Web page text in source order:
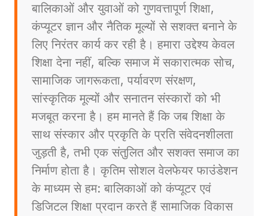
बालिकाओं और युवाओं को गुणवत्तापूर्ण शिक्षा,
कंप्यूटर ज्ञान और नैतिक मूल्यों से सशक्त बनाने के
लिए निरंतर कार्य कर रही है। हमारा उद्देश्य केवल
शिक्षा देना नहीं, बल्कि समाज में सकारात्मक सोच,
सामाजिक जागरूकता, पर्यावरण संरक्षण,
सांस्कृतिक मूल्यों और सनातन संस्कारों को भी
मजबूत करना है। हम मानते हैं कि जब शिक्षा के
साथ संस्कार और प्रकृति के प्रति संवेदनशीलता
जुड़ती है, तभी एक संतुलित और सशक्त समाज का
निर्माण होता है। कृतिम सोशल वेलफेयर फाउंडेशन
के माध्यम से हम: बालिकाओं को कंप्यूटर एवं
डिजिटल शिक्षा प्रदान करते हैं सामाजिक विकास